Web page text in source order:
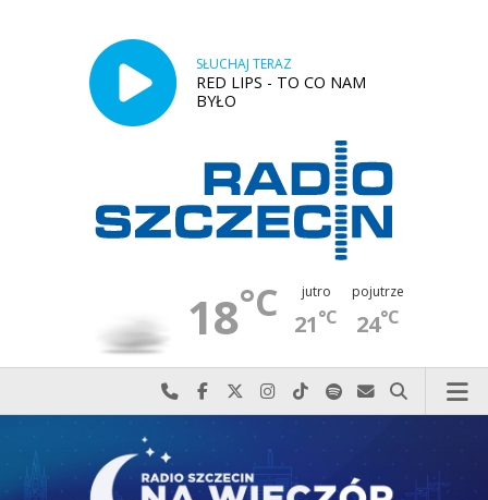
SŁUCHAJ TERAZ
RED LIPS - TO CO NAM
BYŁO
18°C jutro
21°C
pojutrze
24°C
Najlepiej po prostu do nas zadzwoń
Odwiedź nas na Facebook-u
Odwiedź nas na X
Odwiedź nas na Instagram-ie
Odwiedź nas na TikTok-u
Szukaj nas na Spotify
Wyślij do nas
Szukaj